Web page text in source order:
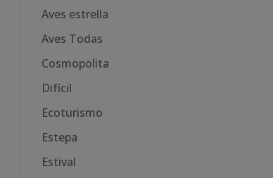
Aves estrella
Aves Todas
Cosmopolita
Difícil
Ecoturismo
Estepa
Estival